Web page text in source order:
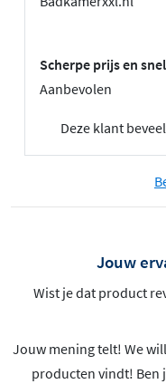
Scherpe prijs en
Aanbevolen
Deze klant
Jouw
Wist je dat product
Jouw mening telt! We
producten vindt! Ben